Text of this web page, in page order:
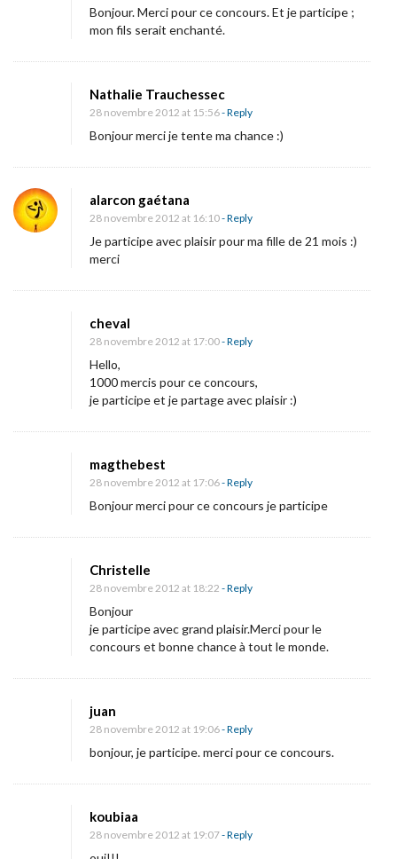
Bonjour. Merci pour ce concours. Et je participe ;
mon fils serait enchanté.
Nathalie Trauchessec
28 novembre 2012 at 15:56- Reply
Bonjour merci je tente ma chance :)
alarcon gaétana
28 novembre 2012 at 16:10- Reply
Je participe avec plaisir pour ma fille de 21 mois :)
merci
cheval
28 novembre 2012 at 17:00- Reply
Hello,
1000 mercis pour ce concours,
je participe et je partage avec plaisir :)
magthebest
28 novembre 2012 at 17:06- Reply
Bonjour merci pour ce concours je participe
Christelle
28 novembre 2012 at 18:22 - Reply
Bonjour
je participe avec grand plaisir.Merci pour le
concours et bonne chance à tout le monde.
juan
28 novembre 2012 at 19:06- Reply
bonjour, je participe. merci pour ce concours.
koubiaa
28 novembre 2012 at 19:07- Reply